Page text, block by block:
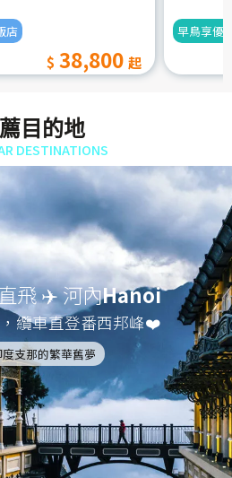
店
38,800
早鳥享優
目的地
DESTINATIONS
飛 ✈️ 河內Hanoi
纜車直登番西邦峰❤️
支那的繁華舊夢